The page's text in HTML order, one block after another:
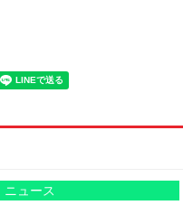
ニュース